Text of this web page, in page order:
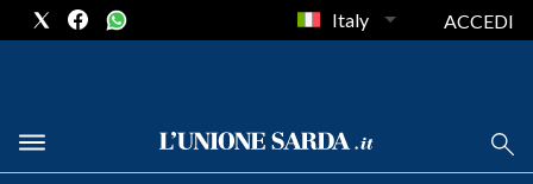
METEO
Italy ACCEDI